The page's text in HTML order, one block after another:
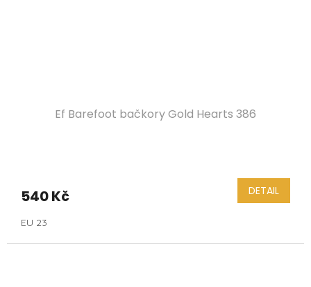
Ef Barefoot bačkory Gold Hearts 386
540 Kč DETAIL
EU 23